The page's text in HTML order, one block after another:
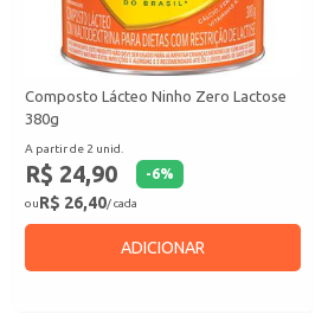
Composto Lácteo Ninho Zero Lactose
380g
A partir de 2 unid.
R$ 24,90 -6%
ouR$ 26,40/ cada
ADICIONAR